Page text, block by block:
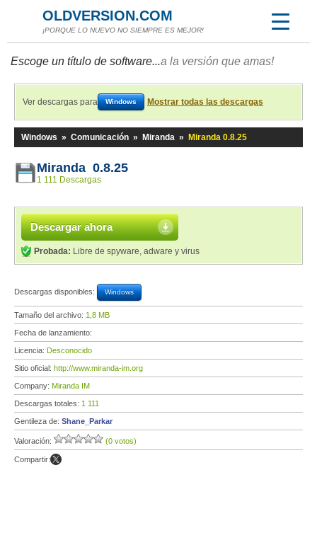
OLDVERSION.COM
¡PORQUE LO NUEVO NO SIEMPRE ES MEJOR!
Escoge un título de software...a la versión que amas!
Ver descargas para Windows Mostrar todas las descargas
Windows » Comunicación » Miranda » Miranda 0.8.25
Miranda 0.8.25
1 111 Descargas
Descargar ahora
Probada: Libre de spyware, adware y virus
Descargas disponibles: Windows
Tamaño del archivo: 1,8 MB
Fecha de lanzamiento:
Licencia: Desconocido
Sitio oficial: http://www.miranda-im.org
Company: Miranda IM
Descargas totales: 1 111
Gentileza de: Shane_Parkar
Valoración: (0 votos)
Compartir: